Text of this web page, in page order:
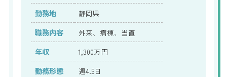
勤務地 静岡県
職務内容 外来、病棟、当直
年収 1,300万円
勤務形態 週4.5日